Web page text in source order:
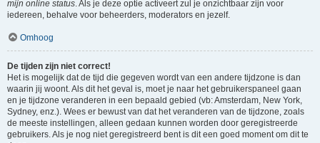
mijn online status. Als je deze optie activeert zul je onzichtbaar zijn voor
iedereen, behalve voor beheerders, moderators en jezelf.
Omhoog
De tijden zijn niet correct!
Het is mogelijk dat de tijd die gegeven wordt van een andere tijdzone is dan
waarin jij woont. Als dit het geval is, moet je naar het gebruikerspaneel gaan
en je tijdzone veranderen in een bepaald gebied (vb: Amsterdam, New York,
Sydney, enz.). Wees er bewust van dat het veranderen van de tijdzone, zoals
de meeste instellingen, alleen gedaan kunnen worden door geregistreerde
gebruikers. Als je nog niet geregistreerd bent is dit een goed moment om dit te